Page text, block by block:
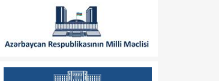
F.N.İsmayılovun
Azərbaycan
yanında daimi
07 Avqust